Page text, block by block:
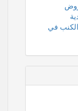
الكنب في